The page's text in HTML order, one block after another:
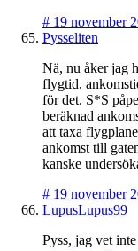
# 19 november
Pysseliten
Nä, nu åker jag
flygtid,
för det. S*S
beräknad
att taxa
ankomst till
kanske
# 19 november
LupusLupus99
Pyss, jag vet